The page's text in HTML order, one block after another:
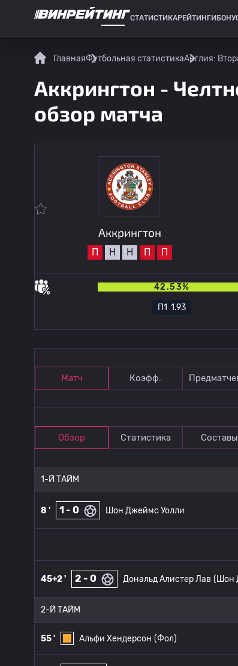
СТАТИСТИКАРЕЙТИНГИ
ГлавнаяФутбольная статистикаАнглия:
Аккрингтон -
обзор матча
Аккрингтон
П Н Н П П
42.53%
П11.93
Матч Коэфф.
Обзор Статистика Составы
1-Й ТАЙМ
8 ' 1 - 0 Шон Джеймс Уолли
45+2 ' 2 - 0 Дональд Алистер Лав (Шон
2-Й ТАЙМ
55 ' Альфи Хендерсон (Фол)